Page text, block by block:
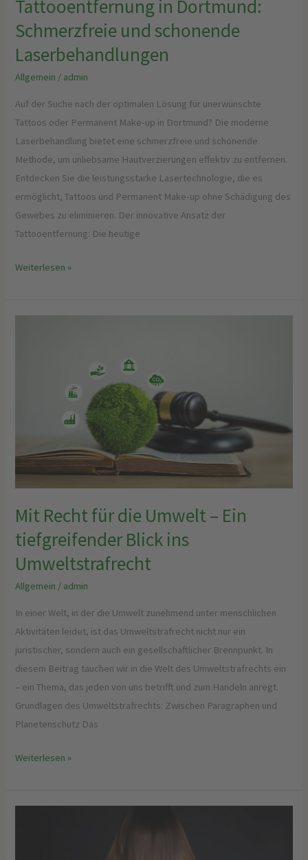
Tattooentfernung in Dortmund:
Schmerzfreie und schonende
Laserbehandlungen
Allgemein / admin
Auf der Suche nach der optimalen Lösung für unerwünschte
Tattoos oder Permanent Make-up in Dortmund? Die moderne
Laserbehandlung bietet eine schmerzfreie und schonende
Methode, um unliebsame Hautverzierungen effektiv zu entfernen.
Entdecken Sie die leistungsstarke Lasertechnologie, die es
ermöglicht, Tattoos und Permanent Make-up ohne Schädigung des
Gewebes zu eliminieren. Der innovative Ansatz der
Tattooentfernung: Die heutige
Weiterlesen »
Mit Recht für die Umwelt – Ein
tiefgreifender Blick ins
Umweltstrafrecht
Allgemein / admin
In einer Welt, in der die Umwelt zunehmend unter menschlichen
Aktivitäten leidet, ist das Umweltstrafrecht nicht nur ein
juristischer, sondern auch ein gesellschaftlicher Brennpunkt. In
diesem Beitrag tauchen wir in die Welt des Umweltstrafrechts ein
– ein Thema, das jeden von uns betrifft und zum Handeln anregt.
Grundlagen des Umweltstrafrechts: Zwischen Paragraphen und
Planetenschutz Das
tiefgreifender
Blick
ins
Umweltstrafrecht
Weiterlesen »